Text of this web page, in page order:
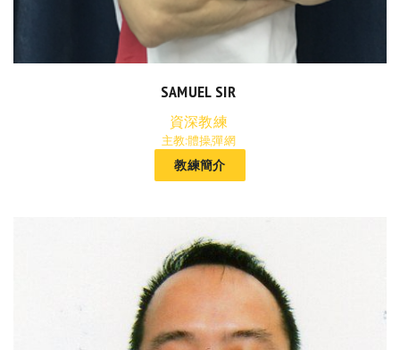
SAMUEL SIR
資深教練
主教:體操,彈網
教練簡介